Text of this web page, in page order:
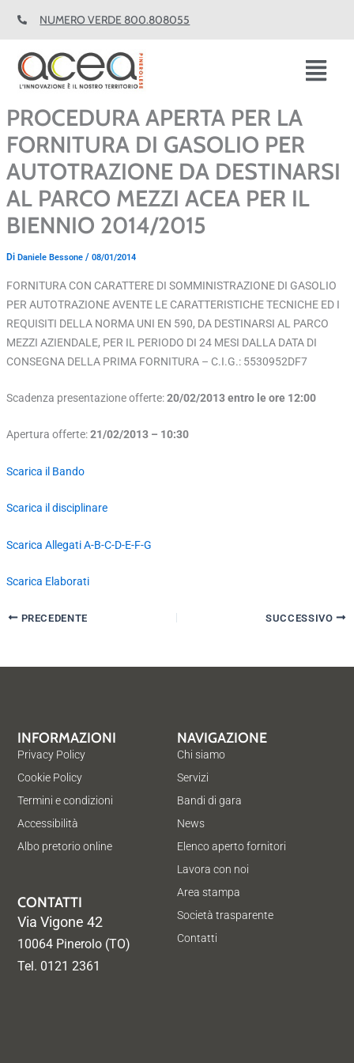
NUMERO VERDE 800.808055
PROCEDURA APERTA PER LA
FORNITURA DI GASOLIO PER
AUTOTRAZIONE DA DESTINARSI
AL PARCO MEZZI ACEA PER IL
BIENNIO 2014/2015
Di Daniele Bessone / 08/01/2014
FORNITURA CON CARATTERE DI SOMMINISTRAZIONE DI GASOLIO
PER AUTOTRAZIONE AVENTE LE CARATTERISTICHE TECNICHE ED I
REQUISITI DELLA NORMA UNI EN 590, DA DESTINARSI AL PARCO
MEZZI AZIENDALE, PER IL PERIODO DI 24 MESI DALLA DATA DI
CONSEGNA DELLA PRIMA FORNITURA – C.I.G.: 5530952DF7
Scadenza presentazione offerte:20/02/2013 entro le ore 12:00
Apertura offerte:21/02/2013 – 10:30
Scarica il Bando
Scarica il disciplinare
Scarica Allegati A-B-C-D-E-F-G
Scarica Elaborati
PRECEDENTE SUCCESSIVO
NAVIGAZIONE
Chi siamo
Servizi
Bandi di gara
News
Elenco aperto fornitori
Lavora con noi
Area stampa
Società trasparente
Contatti
INFORMAZIONI
Privacy Policy
Cookie Policy
Termini e condizioni
Accessibilità
Albo pretorio online
CONTATTI
Via Vigone 42
10064 Pinerolo (TO)
Tel. 0121 2361